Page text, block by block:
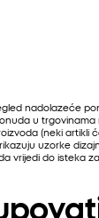
nadolazeće
u
(neki artikli
uzorke
vrijedi do isteka